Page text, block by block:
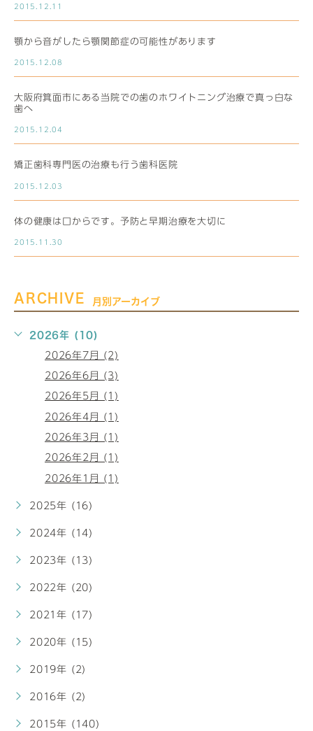
2015.12.11
顎から音がしたら顎関節症の可能性があります
2015.12.08
大阪府箕面市にある当院での歯のホワイトニング治療で真っ白な
歯へ
2015.12.04
矯正歯科専門医の治療も行う歯科医院
2015.12.03
体の健康は口からです。予防と早期治療を大切に
2015.11.30
ARCHIVE 月別アーカイブ
2026年 (10)
2026年7月 (2)
2026年6月 (3)
2026年5月 (1)
2026年4月 (1)
2026年3月 (1)
2026年2月 (1)
2026年1月 (1)
2025年 (16)
2024年 (14)
2023年 (13)
2022年 (20)
2021年 (17)
2020年 (15)
2019年 (2)
2016年 (2)
2015年 (140)